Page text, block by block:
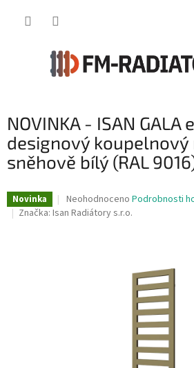
NOVINKA - ISAN
designový koupelnový
sněhově bílý (RAL
Novinka
Průměrné
hodnocení
Neohodnoceno Podrobnosti
Značka: Isan Radiátory s.r.o.